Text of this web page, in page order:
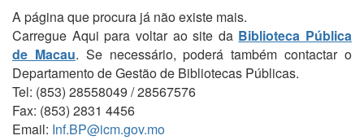
A página que procura já não existe mais.
Carregue Aqui para voltar ao site da Biblioteca Pública
de Macau. Se necessário, poderá também contactar o
Departamento de Gestão de Bibliotecas Públicas.
Tel: (853) 28558049 / 28567576
Fax: (853) 2831 4456
Email: Inf.BP@icm.gov.mo